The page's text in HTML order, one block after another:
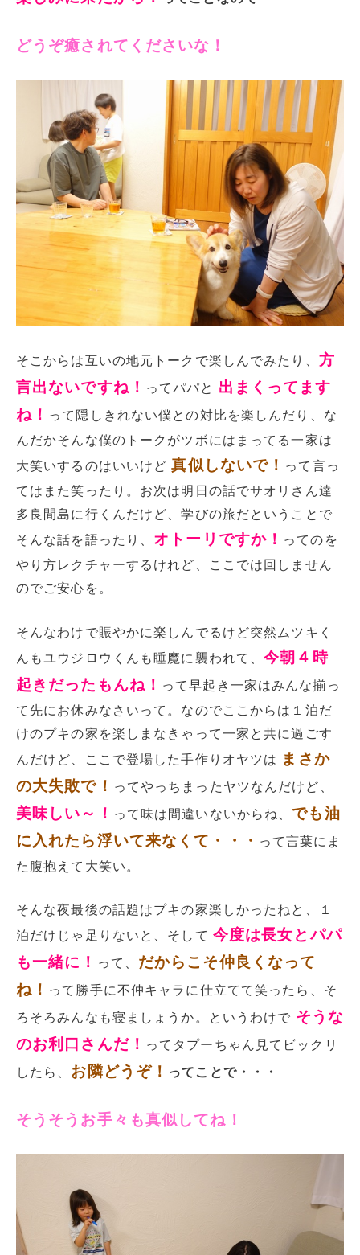
どうぞ癒されてくださいな！
そこからは互いの地元トークで楽しんでみたり、 方
言出ないですね！ ってパパと 出まくってます
ね！ って隠しきれない僕との対比を楽しんだり、な
んだかそんな僕のトークがツボにはまってる一家は
大笑いするのはいいけど真似しないで！ って言っ
てはまた笑ったり。お次は明日の話でサオリさん達
多良間島に行くんだけど、学びの旅だということで
そんな話を語ったり、 オトーリですか！ ってのを
やり方レクチャーするけれど、ここでは回しません
のでご安心を。
そんなわけで賑やかに楽しんでるけど突然ムツキく
んもユウジロウくんも睡魔に襲われて、今朝４時
起きだったもんね！ って早起き一家はみんな揃っ
て先にお休みなさいって。なのでここからは１泊だ
けのプキの家を楽しまなきゃって一家と共に過ごす
んだけど、ここで登場した手作りオヤツは まさか
の大失敗で！ ってやっちまったヤツなんだけど、
美味しい～！ って味は間違いないからね、 でも油
に入れたら浮いて来なくて・・・ って言葉にま
た腹抱えて大笑い。
そんな夜最後の話題はプキの家楽しかったねと、１
泊だけじゃ足りないと、そして 今度は長女とパパ
も一緒に！
って、 だからこそ仲良くなって
ね！ って勝手に不仲キャラに仕立てて笑ったら、そ
ろそろみんなも寝ましょうか。というわけで そうな
のお利口さんだ！ ってタプーちゃん見てビックリ
したら、 お隣どうぞ！ ってことで・・・
そうそうお手々も真似してね！